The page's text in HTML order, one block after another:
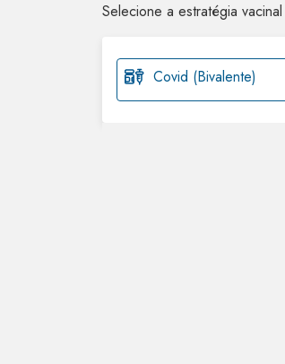
Selecione a estratégia
Covid (Bivalente)